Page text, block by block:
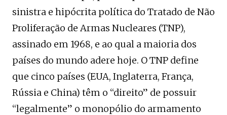
sinistra e hipócrita política do Tratado de Não
Proliferação de Armas Nucleares (TNP),
assinado em 1968, e ao qual a maioria dos
países do mundo adere hoje. O TNP define
que cinco países (EUA, Inglaterra, França,
Rússia e China) têm o “direito” de possuir
“legalmente” o monopólio do armamento